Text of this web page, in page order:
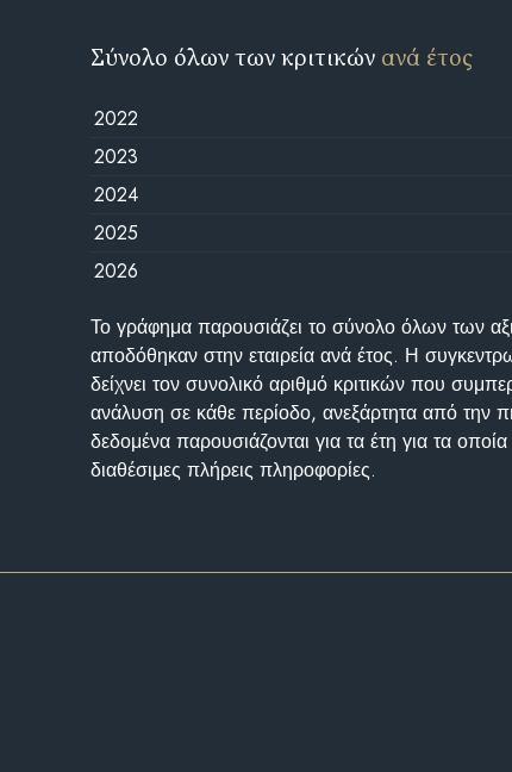
Σύνολο όλων των κριτικών ανά έτος
2022
2023
2024
2025
2026
Το γράφημα παρουσιάζει το σύνολο όλων των
αποδόθηκαν στην εταιρεία ανά έτος. Η
δείχνει τον συνολικό αριθμό κριτικών που
ανάλυση σε κάθε περίοδο, ανεξάρτητα από την
δεδομένα παρουσιάζονται για τα έτη για τα
διαθέσιμες πλήρεις πληροφορίες.